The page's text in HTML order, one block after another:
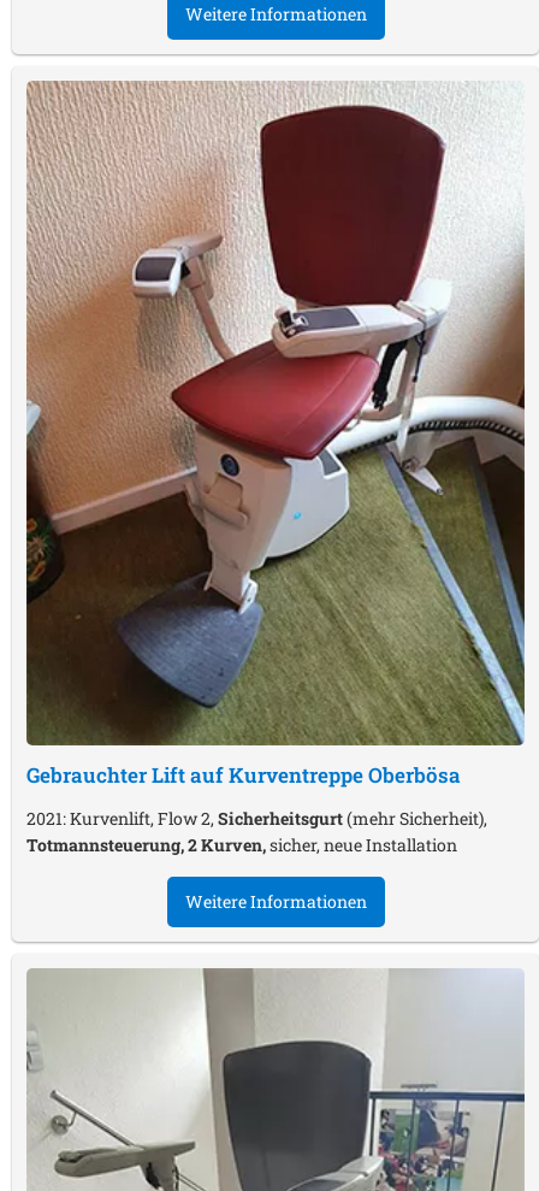
Weitere Informationen
Gebrauchter Lift auf KurventreppeOberbösa
2021: Kurvenlift, Flow 2, Sicherheitsgurt(mehr Sicherheit),
Totmannsteuerung, 2 Kurven,sicher, neue Installation
Weitere Informationen